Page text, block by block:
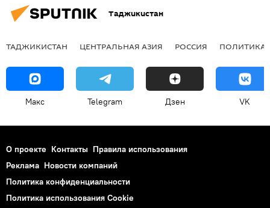
Таджикистан
ТАДЖИКИСТАН ЦЕНТРАЛЬНАЯ АЗИЯ РОССИЯ ПОЛИТИКА
Макс Telegram Дзен VK
О проекте Контакты Правила использования
Реклама Новости компаний
Политика конфиденциальности
Политика использования Cookie